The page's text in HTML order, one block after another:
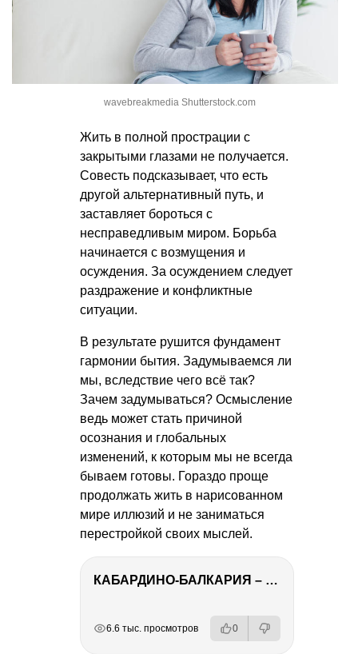
wavebreakmedia Shutterstock.com
Жить в полной прострации с
закрытыми глазами не получается.
Совесть подсказывает, что есть
другой альтернативный путь, и
заставляет бороться с
несправедливым миром. Борьба
начинается с возмущения и
осуждения. За осуждением следует
раздражение и конфликтные
ситуации.
В результате рушится фундамент
гармонии бытия. Задумываемся ли
мы, вследствие чего всё так?
Зачем задумываться? Осмысление
ведь может стать причиной
осознания и глобальных
изменений, к которым мы не всегда
бываем готовы. Гораздо проще
продолжать жить в нарисованном
мире иллюзий и не заниматься
перестройкой своих мыслей.
КАБАРДИНО-БАЛКАРИЯ – ПУТЕШЕСТВИЕ НА КАВКАЗ часть 3
6.6 тыс. просмотров 0